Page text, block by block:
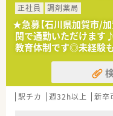
＜お休みもしっかり
■最大20日間（1～4
ぼ全員が取得をして
■長期連休制度もあ
ベートな時間を十分
正社員
調剤薬局
★急募【石川県加賀市/
関で通勤いただけます
教育体制です◎未経験
駅チカ 週32h以上 新卒